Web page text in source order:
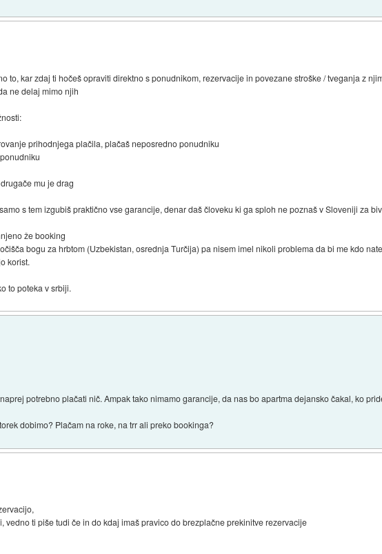
to, kar zdaj ti hočeš opraviti direktno s ponudnikom, rezervacije in povezane stroške / tveganja z
ne delaj mimo njih
prihodnjega plačila, plačaš neposredno ponudniku
mu je drag
s tem izgubiš praktično vse garancije, denar daš človeku ki ga sploh ne poznaš v Sloveniji za
že booking
bogu za hrbtom (Uzbekistan, osrednja Turčija) pa nisem imel nikoli problema da bi me kdo
korist.
to poteka v srbiji.
potrebno plačati nič. Ampak tako nimamo garancije, da nas bo apartma dejansko čakal, ko
dobimo? Plačam na roke, na trr ali preko bookinga?
vedno ti piše tudi če in do kdaj imaš pravico do brezplačne prekinitve rezervacije